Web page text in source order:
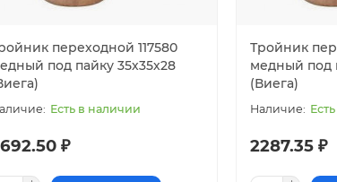
переходной 117580
под пайку 35х35х28
Есть в наличии
₽
Тройник
медный под
(Виега)
2287.35 ₽